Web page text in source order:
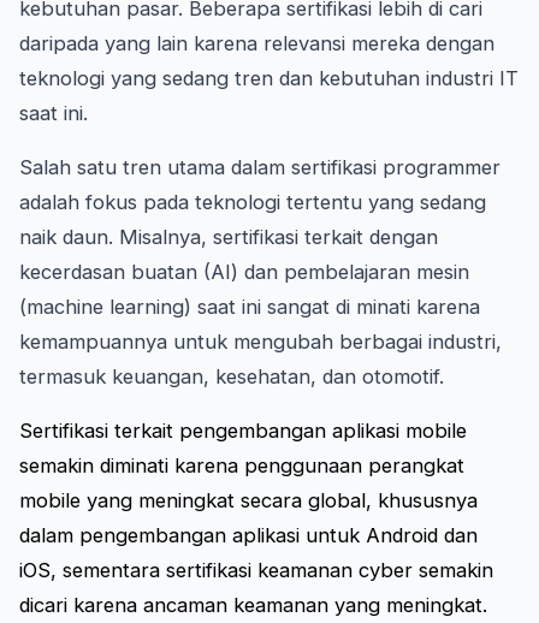
kebutuhan pasar. Beberapa sertifikasi lebih di cari
daripada yang lain karena relevansi mereka dengan
teknologi yang sedang tren dan kebutuhan industri IT
saat ini.
Salah satu tren utama dalam sertifikasi programmer
adalah fokus pada teknologi tertentu yang sedang
naik daun. Misalnya, sertifikasi terkait dengan
kecerdasan buatan (AI) dan pembelajaran mesin
(machine learning) saat ini sangat di minati karena
kemampuannya untuk mengubah berbagai industri,
termasuk keuangan, kesehatan, dan otomotif.
Sertifikasi terkait pengembangan aplikasi mobile
semakin diminati karena penggunaan perangkat
mobile yang meningkat secara global, khususnya
dalam pengembangan aplikasi untuk Android dan
iOS, sementara sertifikasi keamanan cyber semakin
dicari karena ancaman keamanan yang meningkat.